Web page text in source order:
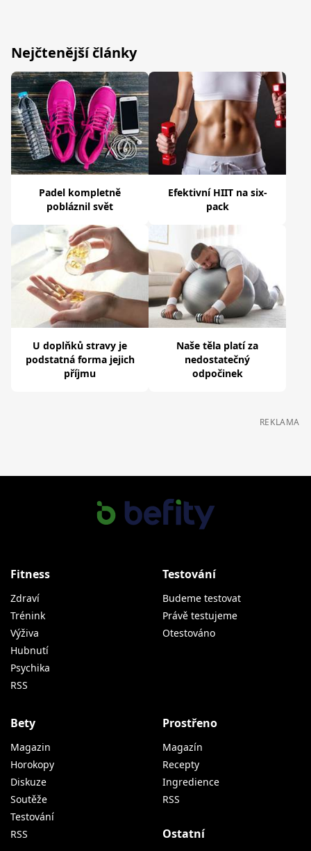
Nejčtenější články
Padel kompletně
pobláznil svět
Efektivní HIIT na six-
pack
U doplňků stravy je
podstatná forma jejich
příjmu
Naše těla platí za
nedostatečný
odpočinek
REKLAMA
Fitness
Zdraví
Trénink
Výživa
Hubnutí
Psychika
RSS
Testování
Budeme testovat
Právě testujeme
Otestováno
Bety
Magazin
Horokopy
Diskuze
Soutěže
Testování
RSS
Prostřeno
Magazín
Recepty
Ingredience
RSS
Ostatní